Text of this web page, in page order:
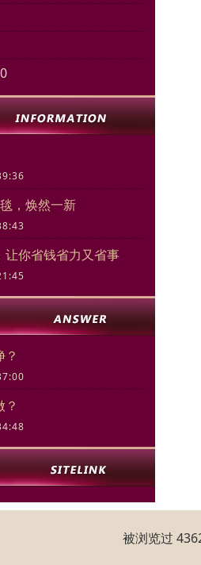
0
，焕然一新
让你省钱省力又省事
被浏览过